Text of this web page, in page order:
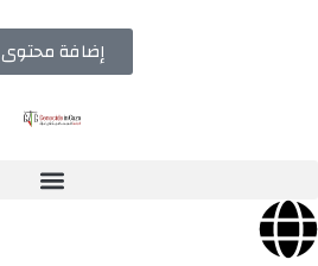
إضافة محتوى